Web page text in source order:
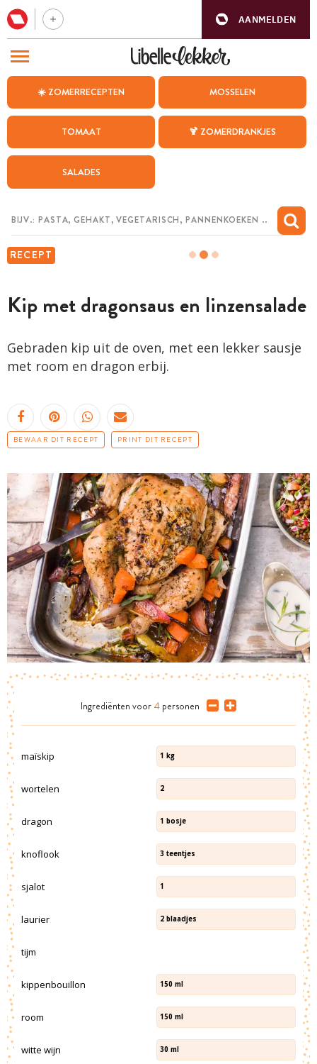
AANMELDEN
☀️ ZOMERRECEPTEN MOSSELEN
TOMAAT 🍹 ZOMERDRANKJES
SALADES
RECEPT
Kip met dragonsaus en linzensalade
Gebraden kip uit de oven, met een lekker sausje
met room en dragon erbij.
BEWAAR DIT RECEPT PRINT DIT RECEPT
Ingrediënten voor 4 personen
maïskip 1 kg
wortelen 2
dragon 1 bosje
knoflook 3 teentjes
sjalot 1
laurier 2 blaadjes
tijm
kippenbouillon 150 ml
room 150 ml
witte wijn 30 ml
BEZOEK ONZE ANDERE WEBSITES
WEEKMENU
CHAT MET MAIA
MIJN BEWAARDE RECEPTEN